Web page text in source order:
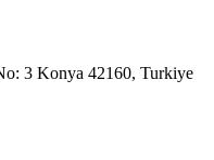
3 Konya 42160, Turkiye